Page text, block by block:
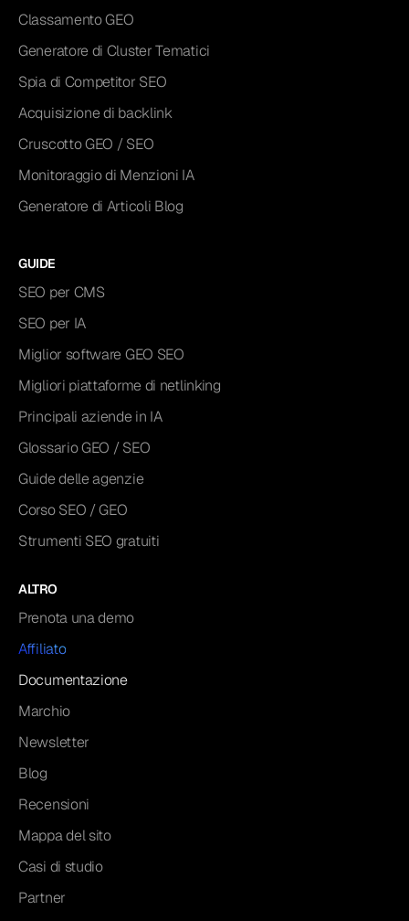
Classamento GEO
Generatore di Cluster Tematici
Spia di Competitor SEO
Acquisizione di backlink
Cruscotto GEO / SEO
Monitoraggio di Menzioni IA
Generatore di Articoli Blog
GUIDE
SEO per CMS
SEO per IA
Miglior software GEO SEO
Migliori piattaforme di netlinking
Principali aziende in IA
Glossario GEO / SEO
Guide delle agenzie
Corso SEO / GEO
Strumenti SEO gratuiti
ALTRO
Prenota una demo
Affiliato
Documentazione
Marchio
Newsletter
Blog
Recensioni
Mappa del sito
Casi di studio
Partner